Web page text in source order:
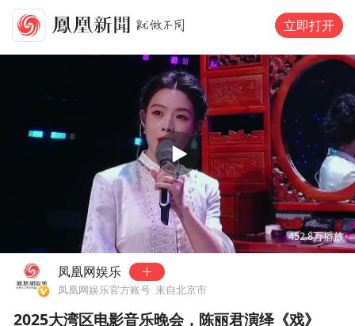
立即打开
04:09
452.8万播放
凤凰网娱乐
凤凰网娱乐官方账号 来自北京市
2025大湾区电影音乐晚会，陈丽君演绎《戏》